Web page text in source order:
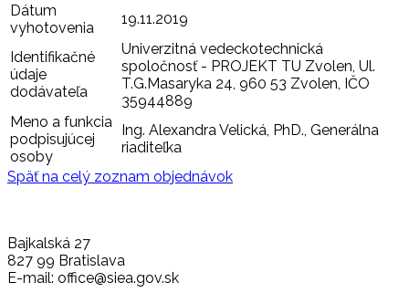
Dátum
vyhotovenia
19.11.2019
Identifikačné
údaje
dodávateľa
Univerzitná vedeckotechnická
spoločnosť - PROJEKT TU Zvolen, Ul.
T.G.Masaryka 24, 960 53 Zvolen, IČO
35944889
Meno a funkcia
podpisujúcej
osoby
Ing. Alexandra Velická, PhD., Generálna
riaditeľka
Späť na celý zoznam objednávok
Bajkalská 27
827 99 Bratislava
E-mail: office@siea.gov.sk